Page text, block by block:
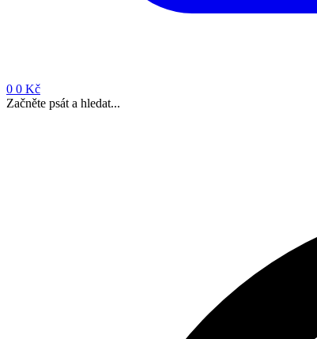
0 0 Kč
Začněte psát a hledat...